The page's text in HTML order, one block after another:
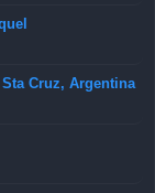
Cruz, Argentina